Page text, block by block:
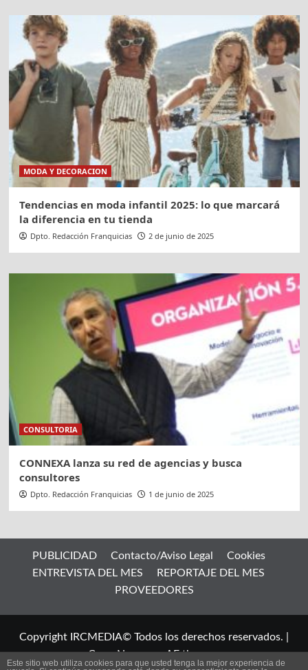
MODA Y DECORACION
Tendencias en moda infantil 2025: lo que marcará
la diferencia en tu tienda
Dpto. Redacción Franquicias 2 de junio de 2025
CONSULTORIA
CONNEXA lanza su red de agencias y busca
consultores
Dpto. Redacción Franquicias 1 de junio de 2025
PUBLICIDAD Contacto/Aviso Legal
Cookies
ENTREVISTA DEL MES
REPORTAJE DEL MES
PROVEEDORES
Copyright IRCMEDIA© Todos los derechos reservados.
CoverNewspor AF themes.
Este sitio web utiliza cookies para que usted tenga la mejor experiencia de